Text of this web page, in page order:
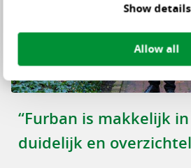
Show details
Allow all
“Furban is makkelijk
duidelijk en